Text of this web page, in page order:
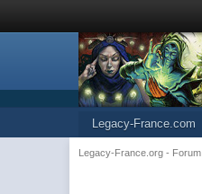
Legacy-France.com
Legacy-France.org - Forum